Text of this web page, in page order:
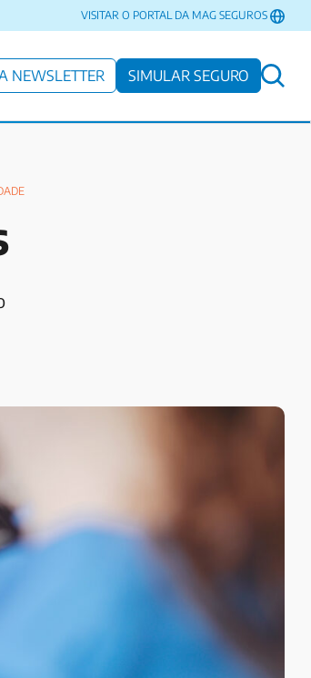
VISITAR O PORTAL DA MAG SEGUROS
NEWSLETTER SIMULAR SEGURO